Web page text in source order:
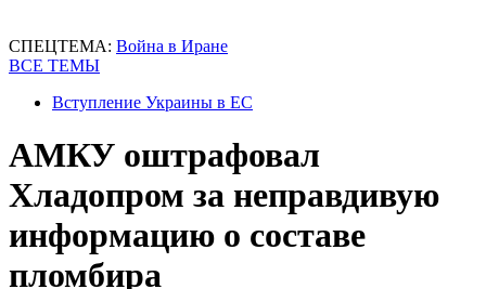
СПЕЦТЕМА: Война в Иране
ВСЕ ТЕМЫ
Вступление Украины в ЕС
АМКУ оштрафовал
Хладопром за неправдивую
информацию о составе
пломбира